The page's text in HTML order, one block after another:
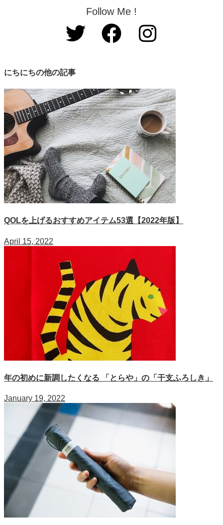
Follow Me !
にちにちの他の記事
QOLを上げるおすすめアイテム53選【2022年版】
April 15, 2022
年の初めに新調したくなる 「とらや」の「干支ふろしき」
January 19, 2022